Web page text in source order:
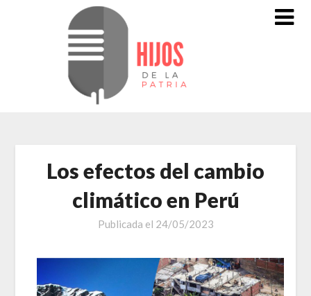
Los efectos del cambio
climático en Perú
Publicada el 24/05/2023